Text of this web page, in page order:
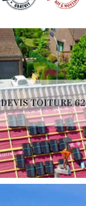
DEVIS TOITURE 62